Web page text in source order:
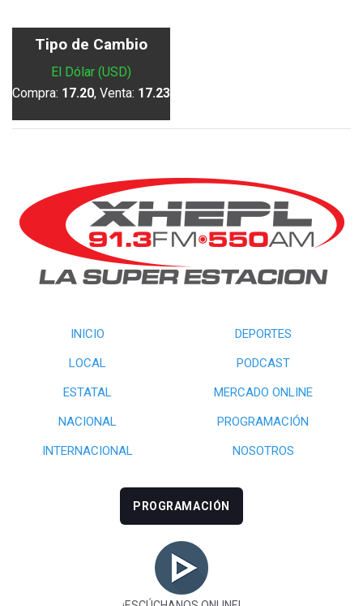
Tipo de Cambio
El Dólar (USD)
Compra: 17.20, Venta: 17.23
INICIO
DEPORTES
LOCAL
PODCAST
ESTATAL
MERCADO ONLINE
NACIONAL
PROGRAMACIÓN
INTERNACIONAL
NOSOTROS
PROGRAMACIÓN